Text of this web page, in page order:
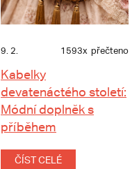
9. 2. 1593x přečteno
Kabelky
devatenáctého století:
Módní doplněk s
příběhem
ČÍST CELÉ